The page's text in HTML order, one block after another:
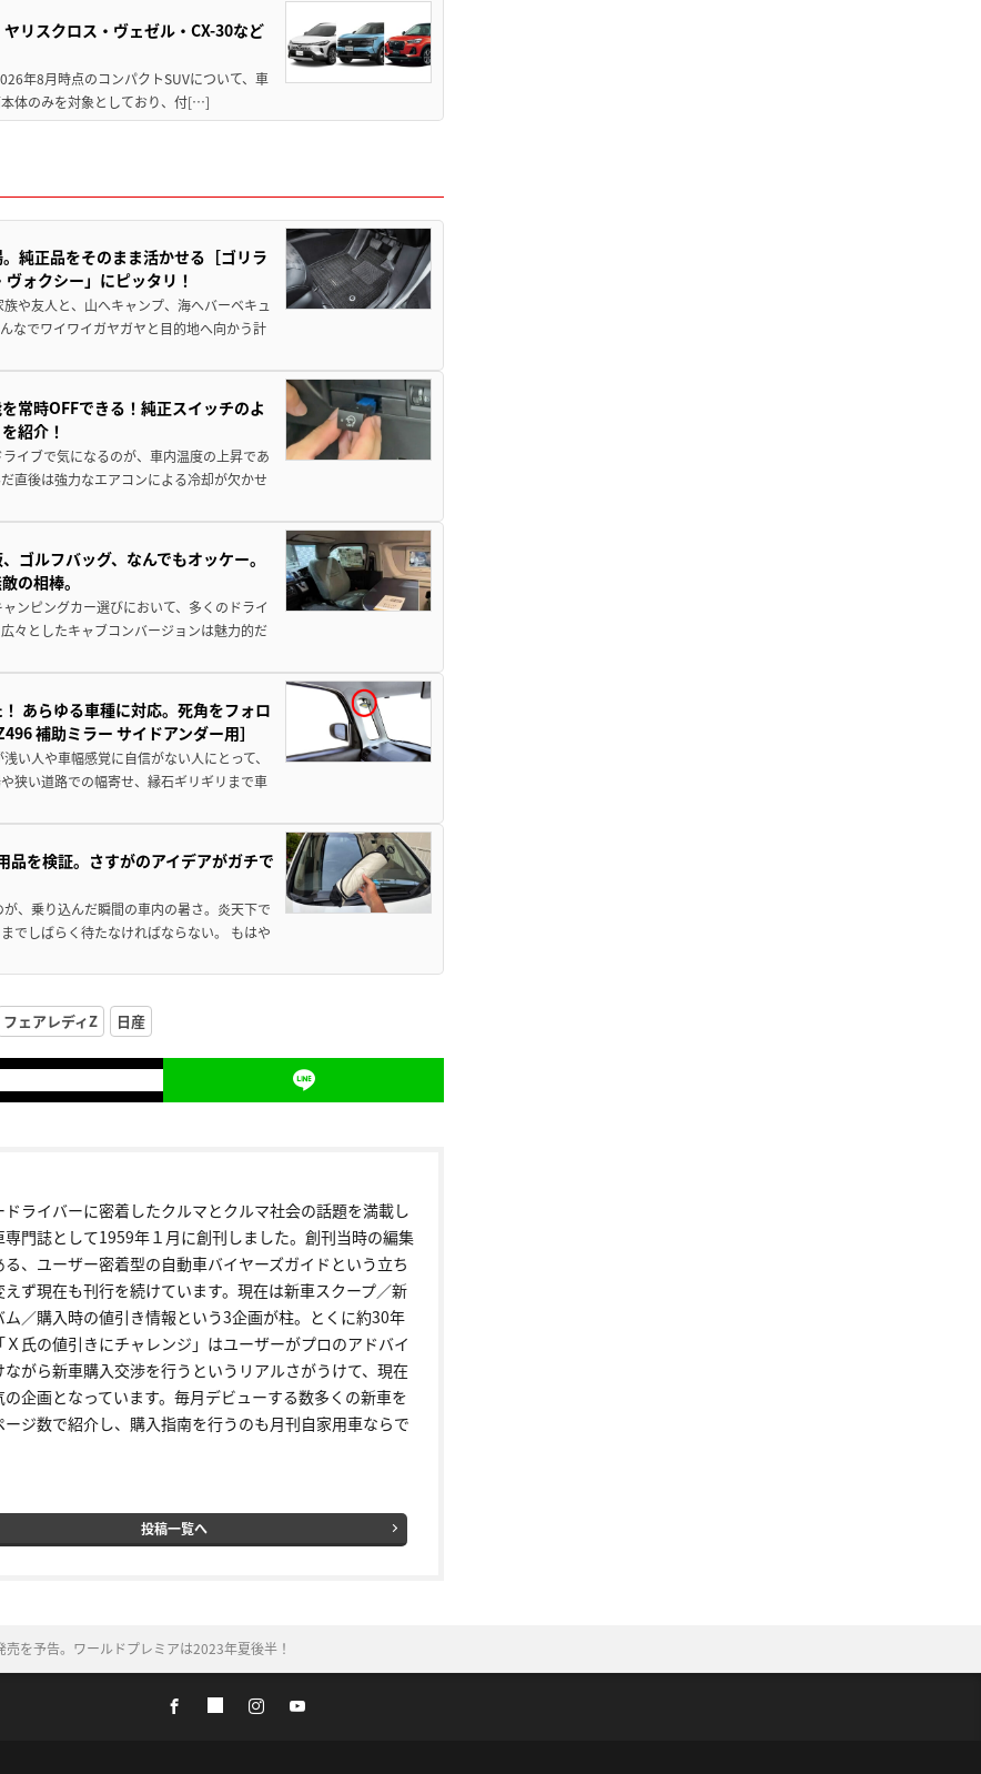
リスクロス・ヴェゼル・CX-30など
年8月時点のコンパクトSUVについて、車
体のみを対象としており、付[…]
純正品をそのまま活かせる［ゴリラ
ォクシー」にピッタリ！
や友人と、山へキャンプ、海へバーベキュ
なでワイワイガヤガヤと目的地へ向かう計
常時OFFできる！純正スイッチのよ
紹介！
イブで気になるのが、車内温度の上昇であ
直後は強力なエアコンによる冷却が欠かせ
ルフバッグ、なんでもオッケー。
の相棒。
ンピングカー選びにおいて、多くのドライ
々としたキャブコンバージョンは魅力的だ
あらゆる車種に対応。死角をフォロ
補助ミラー サイドアンダー用］
い人や車幅感覚に自信がない人にとって、
狭い道路での幅寄せ、縁石ギリギリまで車
を検証。さすがのアイデアがガチで
、乗り込んだ瞬間の車内の暑さ。炎天下で
でしばらく待たなければならない。 もはや
フェアレディZ 日産
ドライバーに密着したクルマとクルマ社会の話題を満載し
専門誌として1959年１月に創刊しました。創刊当時の編集
る、ユーザー密着型の自動車バイヤーズガイドという立ち
えず現在も刊行を続けています。現在は新車スクープ／新
ム／購入時の値引き情報という3企画が柱。とくに約30年
Ｘ氏の値引きにチャレンジ」はユーザーがプロのアドバイ
ながら新車購入交渉を行うというリアルさがうけて、現在
の企画となっています。毎月デビューする数多くの新車を
ージ数で紹介し、購入指南を行うのも月刊自家用車ならで
投稿一覧へ
を予告。ワールドプレミアは2023年夏後半！